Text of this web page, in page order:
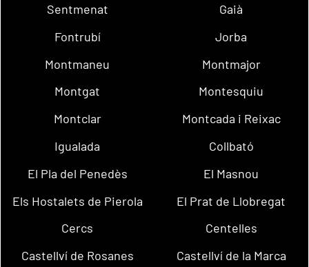
Sentmenat
Gaià
Fontrubí
Jorba
Montmaneu
Montmajor
Montgat
Montesquiu
Montclar
Montcada i Reixac
Igualada
Collbató
El Pla del Penedès
El Masnou
Els Hostalets de Pierola
El Prat de Llobregat
Cercs
Centelles
Castellví de Rosanes
Castellví de la Marca